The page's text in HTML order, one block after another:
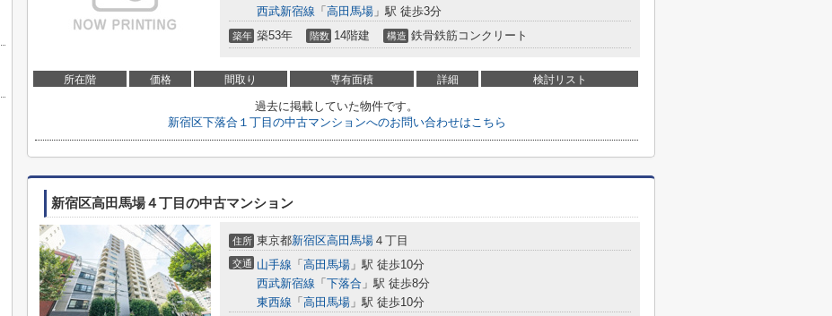
西武新宿線 「 高田馬場 」駅 徒歩3分
築年 築53年 階数 14階建 構造 鉄骨鉄筋コンクリート
所在階 価格 間取り 専有面積 詳細 検討リスト
過去に掲載していた物件です。
新宿区下落合１丁目の中古マンションへのお問い合わせはこちら
新宿区高田馬場４丁目の中古マンション
住所 東京都新宿区高田馬場 ４丁目
交通 山手線 「 高田馬場 」駅 徒歩10分
西武新宿線 「 下落合 」駅 徒歩8分
東西線 「 高田馬場 」駅 徒歩10分